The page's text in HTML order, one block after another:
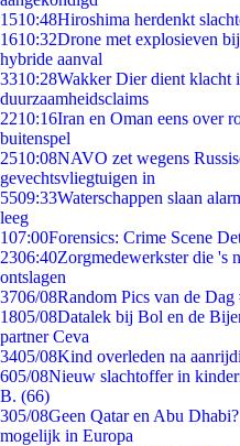
1510:48Hiroshima herdenkt
1610:32Drone met explosieven
hybride aanval
3310:28Wakker Dier dient klacht
duurzaamheidsclaims
2210:16Iran en Oman eens over
buitenspel
2510:08NAVO zet wegens
gevechtsvliegtuigen in
5509:33Waterschappen slaan
leeg
107:00Forensics: Crime Scene
2306:40Zorgmedewerkster die 's
ontslagen
3706/08Random Pics van de Dag
1805/08Datalek bij Bol en de
partner Ceva
3405/08Kind overleden na
605/08Nieuw slachtoffer in
B. (66)
305/08Geen Qatar en Abu
mogelijk in Europa